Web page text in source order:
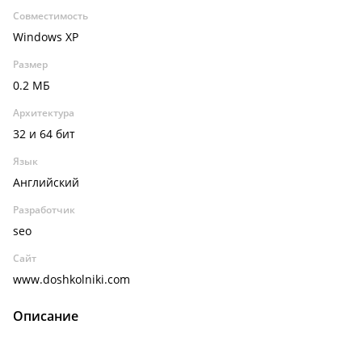
Совместимость
Windows XP
Размер
0.2 МБ
Архитектура
32 и 64 бит
Язык
Английский
Разработчик
seo
Сайт
www.doshkolniki.com
Описание